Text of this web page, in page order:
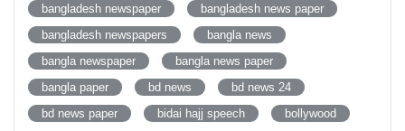
bangladesh newspaper
bangladesh news paper
bangladesh newspapers
bangla news
bangla newspaper
bangla news paper
bangla paper
bd news
bd news 24
bd news paper
bidai hajj speech
bollywood